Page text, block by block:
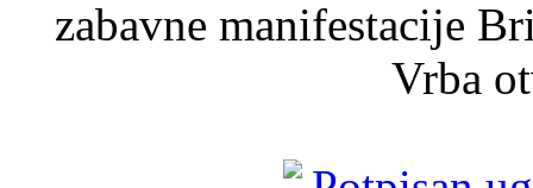
zabavne manifestacije
Vrba